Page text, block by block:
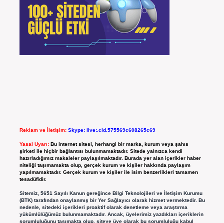
Reklam ve İletişim: Skype: live:.cid.575569c608265c69
Yasal Uyarı: Bu internet sitesi, herhangi bir marka, kurum veya şahıs
şirketi ile hiçbir bağlantısı bulunmamaktadır. Sitede yalnızca kendi
hazırladığımız makaleler paylaşılmaktadır. Burada yer alan içerikler haber
niteliği taşımamakta olup, gerçek kurum ve kişiler hakkında paylaşım
yapılmamaktadır. Gerçek kurum ve kişiler ile isim benzerlikleri tamamen
tesadüfidir.
Sitemiz, 5651 Sayılı Kanun gereğince Bilgi Teknolojileri ve İletişim Kurumu
(BTK) tarafından onaylanmış bir Yer Sağlayıcı olarak hizmet vermektedir. Bu
nedenle, sitedeki içerikleri proaktif olarak denetleme veya araştırma
yükümlülüğümüz bulunmamaktadır. Ancak, üyelerimiz yazdıkları içeriklerin
sorumluluğunu taşımakta olup, siteye üye olarak bu sorumluluğu kabul